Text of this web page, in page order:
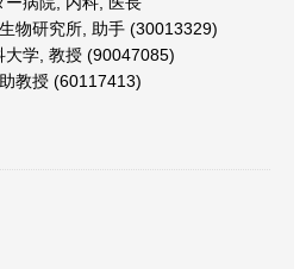
物研究所, 助手 (30013329)
大学, 教授 (90047085)
教授 (60117413)